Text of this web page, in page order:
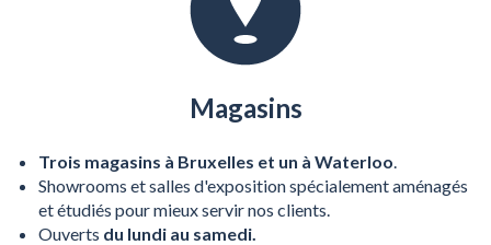
Magasins
Trois magasins à Bruxelles et un à Waterloo.
Showrooms et salles d'exposition spécialement aménagés
et étudiés pour mieux servir nos clients.
Ouverts du lundi au samedi.